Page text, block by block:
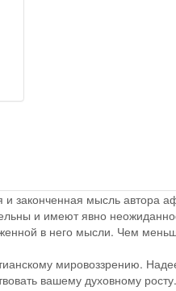
и законченная мысль автора
и имеют явно
в него мысли. Чем
мировоззрению.
вашему духовному росту.